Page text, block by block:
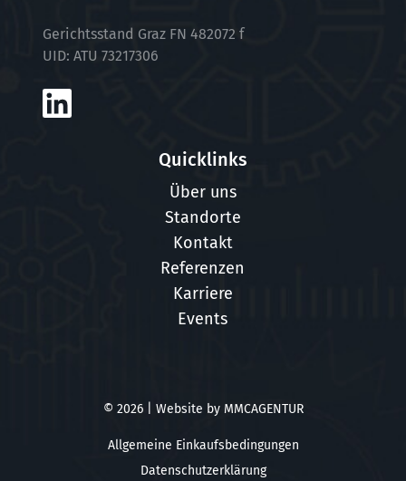
Gerichtsstand Graz FN 482072 f
UID: ATU 73217306
Quicklinks
Über uns
Standorte
Kontakt
Referenzen
Karriere
Events
© 2026 | Website by MMCAGENTUR
Allgemeine Einkaufsbedingungen
Datenschutzerklärung